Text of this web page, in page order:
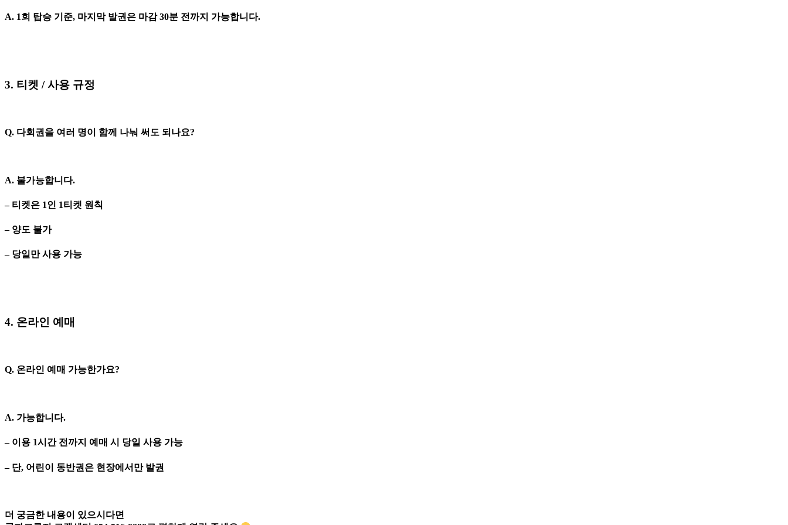
A. 1회 탑승 기준, 마지막 발권은 마감 30분 전까지 가능합니다.
3. 티켓 / 사용 규정
Q. 다회권을 여러 명이 함께 나눠 써도 되나요?
A. 불가능합니다.
– 티켓은 1인 1티켓 원칙
– 양도 불가
– 당일만 사용 가능
4. 온라인 예매
Q. 온라인 예매 가능한가요?
A. 가능합니다.
– 이용 1시간 전까지 예매 시 당일 사용 가능
– 단, 어린이 동반권은 현장에서만 발권
더 궁금한 내용이 있으시다면